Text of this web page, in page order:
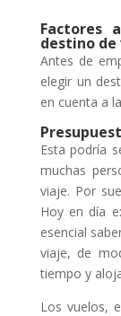
Factores
destino de
Antes de
elegir un
en cuenta a
Esta podría
muchas
viaje. Por
Hoy en día
esencial
viaje, de
tiempo y
Los vuelos,